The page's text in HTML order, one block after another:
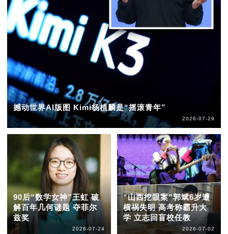
撼动世界AI版图 Kimi杨植麟是“摇滚青年”
2026-07-29
90后“数学女神”王虹 破
解百年几何谜题 夺菲尔
兹奖
2026-07-24
“山西挖眼案”郭斌6岁遭
横祸失明 高考称霸升大
学 立志回盲校任教
2026-07-02